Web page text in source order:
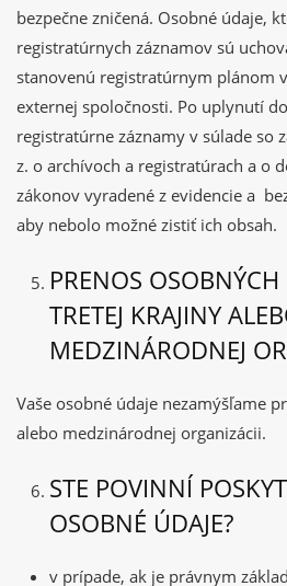
bezpečne zničená. Osobné údaje,
registratúrnych záznamov sú
stanovenú registratúrnym plánom
externej spoločnosti. Po uplynutí
registratúrne záznamy v súlade so
z. o archívoch a registratúrach a o
zákonov vyradené z evidencie a
aby nebolo možné zistiť ich obsah.
PRENOS
TRETEJ KRAJINY
MEDZINÁRODNEJ
Vaše osobné údaje nezamýšľame
alebo medzinárodnej organizácii.
STE POVINNÍ
OSOBNÉ ÚDAJE?
v prípade, ak je právnym